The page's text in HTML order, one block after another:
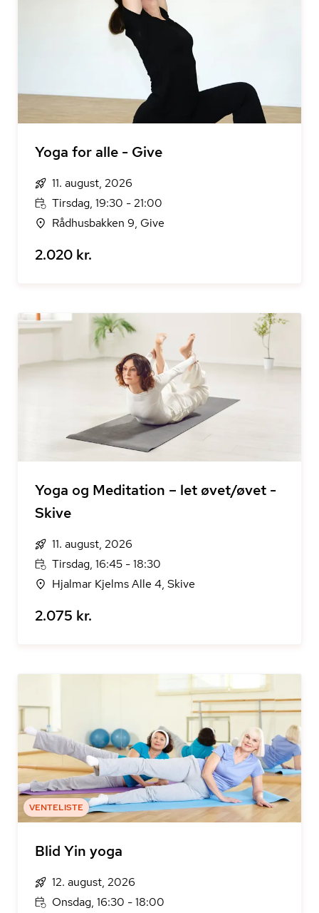
Yoga for alle - Give
11. august, 2026
Tirsdag, 19:30 - 21:00
Rådhusbakken 9, Give
2.020 kr.
Yoga og Meditation – let øvet/øvet -
Skive
11. august, 2026
Tirsdag, 16:45 - 18:30
Hjalmar Kjelms Alle 4, Skive
2.075 kr.
VENTELISTE
Blid Yin yoga
12. august, 2026
Onsdag, 16:30 - 18:00